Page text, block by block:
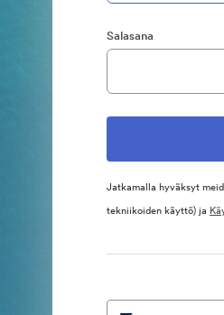
Salasana
Jatkamalla hyväksyt
tekniikoiden käyttö) ja